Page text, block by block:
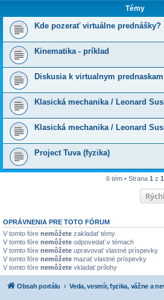
Témy
Kde pozerať virtuálne prednášky?
Kinematika - príklad
Diskusia k virtualnym prednaskam
Klasická mechanika / Leonard
Klasická mechanika / Leonard
Project Tuva (fyzika)
6 tém • Strana 1 z 1
OPRÁVNENIA PRE TOTO FÓRUM
V tomto fóre nemôžete zakladať témy
V tomto fóre nemôžete odpovedať v témach
V tomto fóre nemôžete upravovať vlastné príspevky
V tomto fóre nemôžete mazať vlastné príspevky
V tomto fóre nemôžete vkladať prílohy
Obsah portálu Veda, vesmír, fyzika, vážne a